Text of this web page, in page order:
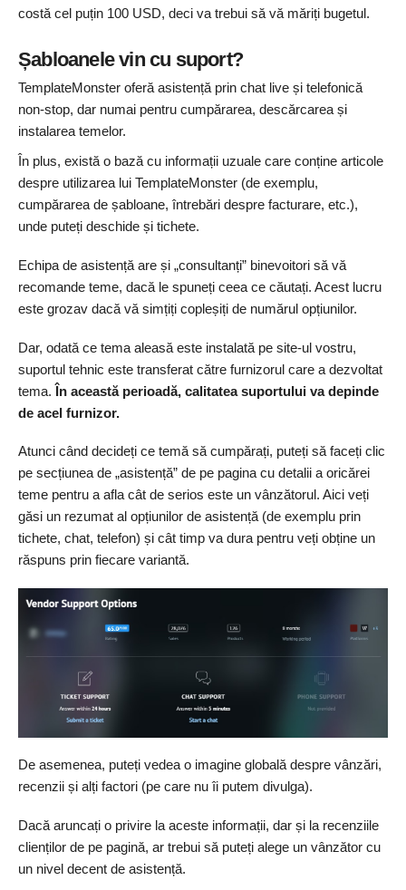
costă cel puțin 100 USD, deci va trebui să vă măriți bugetul.
Șabloanele vin cu suport?
TemplateMonster oferă asistență prin chat live și telefonică
non-stop, dar numai pentru cumpărarea, descărcarea și
instalarea temelor.
În plus, există o bază cu informații uzuale care conține articole
despre utilizarea lui TemplateMonster (de exemplu,
cumpărarea de șabloane, întrebări despre facturare, etc.),
unde puteți deschide și tichete.
Echipa de asistență are și „consultanți” binevoitori să vă
recomande teme, dacă le spuneți ceea ce căutați. Acest lucru
este grozav dacă vă simțiți copleșiți de numărul opțiunilor.
Dar, odată ce tema aleasă este instalată pe site-ul vostru,
suportul tehnic este transferat către furnizorul care a dezvoltat
tema. În această perioadă, calitatea suportului va depinde
de acel furnizor.
Atunci când decideți ce temă să cumpărați, puteți să faceți clic
pe secțiunea de „asistență” de pe pagina cu detalii a oricărei
teme pentru a afla cât de serios este un vânzătorul. Aici veți
găsi un rezumat al opțiunilor de asistență (de exemplu prin
tichete, chat, telefon) și cât timp va dura pentru veți obține un
răspuns prin fiecare variantă.
De asemenea, puteți vedea o imagine globală despre vânzări,
recenzii și alți factori (pe care nu îi putem divulga).
Dacă aruncați o privire la aceste informații, dar și la recenziile
clienților de pe pagină, ar trebui să puteți alege un vânzător cu
un nivel decent de asistență.